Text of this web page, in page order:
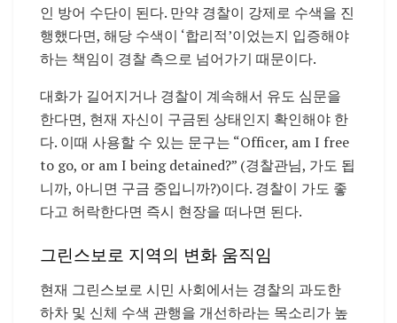
인 방어 수단이 된다. 만약 경찰이 강제로 수색을 진
행했다면, 해당 수색이 ‘합리적’이었는지 입증해야
하는 책임이 경찰 측으로 넘어가기 때문이다.
대화가 길어지거나 경찰이 계속해서 유도 심문을
한다면, 현재 자신이 구금된 상태인지 확인해야 한
다. 이때 사용할 수 있는 문구는 “Officer, am I free
to go, or am I being detained?” (경찰관님, 가도 됩
니까, 아니면 구금 중입니까?)이다. 경찰이 가도 좋
다고 허락한다면 즉시 현장을 떠나면 된다.
그린스보로 지역의 변화 움직임
현재 그린스보로 시민 사회에서는 경찰의 과도한
하차 및 신체 수색 관행을 개선하라는 목소리가 높